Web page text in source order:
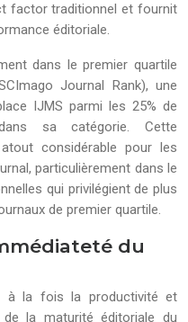
factor traditionnel et fournit
éditoriale.
dans le premier quartile
Journal Rank), une
IJMS parmi les 25% de
sa catégorie. Cette
considérable pour les
particulièrement dans le
qui privilégient de plus
de premier quartile.
du
à la fois la productivité et
la maturité éditoriale du